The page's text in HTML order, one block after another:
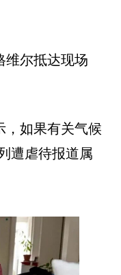
维尔抵达现场
，如果有关气候
遭虐待报道属